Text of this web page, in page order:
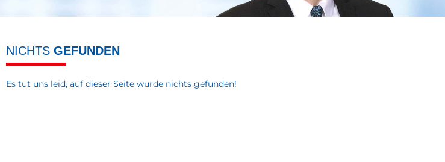
NICHTS GEFUNDEN
Es tut uns leid, auf dieser Seite wurde nichts gefunden!